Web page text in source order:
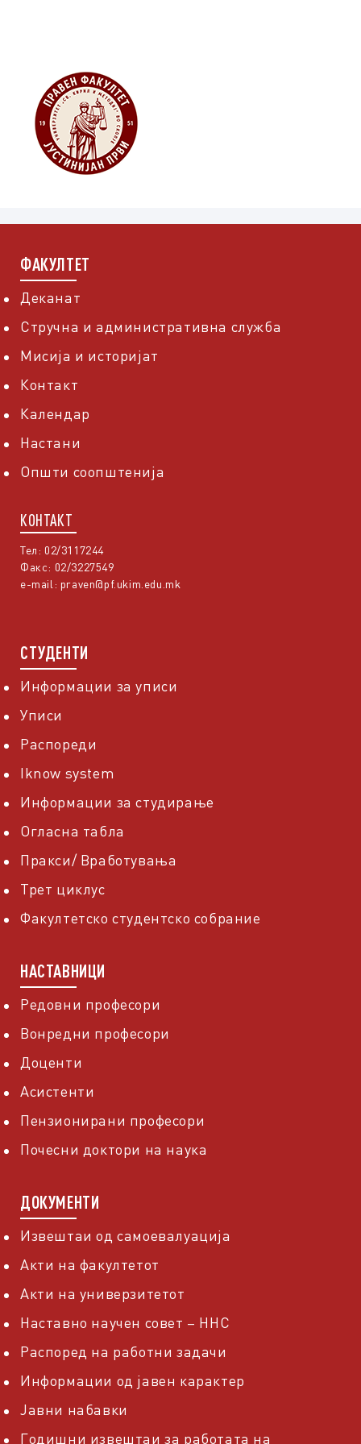
ФАКУЛТЕТ
Деканат
Стручна и административна служба
Мисија и историјат
Контакт
Календар
Настани
Општи соопштенија
КОНТАКТ
Тел: 02/3117244
Факс: 02/3227549
e-mail: praven@pf.ukim.edu.mk
СТУДЕНТИ
Информации за уписи
Уписи
Распореди
Iknow system
Информации за студирање
Огласна табла
Пракси/ Вработувања
Трет циклус
Факултетско студентско собрание
НАСТАВНИЦИ
Редовни професори
Вонредни професори
Доценти
Асистенти
Пензионирани професори
Почесни доктори на наука
ДОКУМЕНТИ
Извештаи од самоевалуација
Акти на факултетот
Акти на универзитетот
Наставно научен совет – ННС
Распоред на работни задачи
Информации од јавен карактер
Јавни набавки
Годишни извештаи за работата на